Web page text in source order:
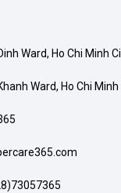
Ward, Ho Chi Minh
Ward, Ho Chi Minh